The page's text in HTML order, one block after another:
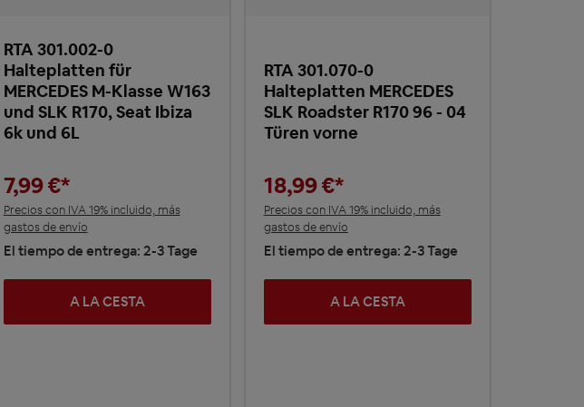
RTA 301.002-0
Halteplatten für
MERCEDES M-Klasse W163
und SLK R170, Seat Ibiza
6k und 6L
7,99 €*
Precios con IVA 19% incluido, más
gastos de envío
El tiempo de entrega: 2-3 Tage
A LA CESTA
RTA 301.070-0
Halteplatten MERCEDES
SLK Roadster R170 96 - 04
Türen vorne
18,99 €*
Precios con IVA 19% incluido, más
gastos de envío
El tiempo de entrega: 2-3 Tage
A LA CESTA